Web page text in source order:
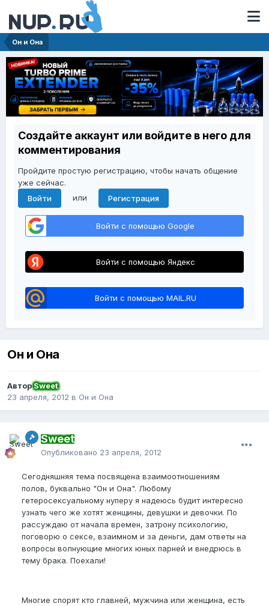
Он и Она
Создайте аккаунт или войдите в него для
комментирования
Пройдите простую регистрацию, чтобы начать общение
уже сейчас.
Войти
или Регистрация
Войти с помощью Google
Войти с помощью Яндекс
Войти с помощью MAIL.RU
Он и Она
АвторSweet
23 апреля, 2012 в Он и Она
Sweet
Опубликовано 23 апреля, 2012
Сегодняшняя тема посвящена взаимоотношениям
полов, буквально "Он и Она". Любому
гетеросексуальному нуперу я надеюсь будит интересно
узнать чего же хотят женщины, девушки и девочки. По
рассуждаю от начала времен, затрону психологию,
поговорю о сексе, взаимном и за деньги, дам ответы на
вопросы волнующие многих юных парней и внедрюсь в
тему брака. Поехали!
Многие спорят кто главней, мужчина или женщина, есть